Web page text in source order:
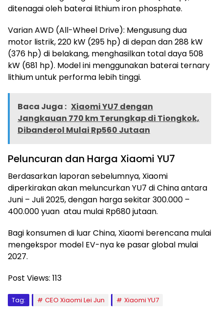
ditenagai oleh baterai lithium iron phosphate.
Varian AWD (All-Wheel Drive): Mengusung dua
motor listrik, 220 kW (295 hp) di depan dan 288 kW
(376 hp) di belakang, menghasilkan total daya 508
kW (681 hp). Model ini menggunakan baterai ternary
lithium untuk performa lebih tinggi.
Baca Juga : Xiaomi YU7 dengan
Jangkauan 770 km Terungkap di Tiongkok,
Dibanderol Mulai Rp560 Jutaan
Peluncuran dan Harga Xiaomi YU7
Berdasarkan laporan sebelumnya, Xiaomi
diperkirakan akan meluncurkan YU7 di China antara
Juni – Juli 2025, dengan harga sekitar 300.000 –
400.000 yuan atau mulai Rp680 jutaan.
Bagi konsumen di luar China, Xiaomi berencana mulai
mengekspor model EV-nya ke pasar global mulai
2027.
Post Views: 113
Tag: CEO Xiaomi Lei Jun Xiaomi YU7